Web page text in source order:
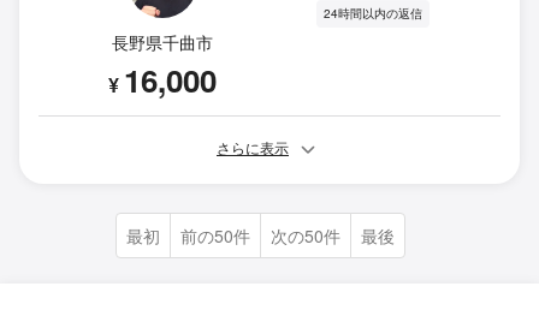
長野県千曲市
¥ 16,000
24時間以内の返信
さらに表示
最初 前の50件 次の50件 最後